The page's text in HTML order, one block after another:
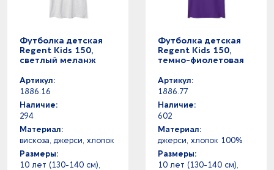
Футболка детская
Regent Kids 150,
светлый меланж
Артикул:
1886.16
Наличие:
294
Материал:
вискоза, джерси, хлопок
Размеры:
10 лет (130-140 см),
Футболка детская
Regent Kids 150,
темно-фиолетовая
Артикул:
1886.77
Наличие:
602
Материал:
джерси, хлопок 100%
Размеры:
10 лет (130-140 см),